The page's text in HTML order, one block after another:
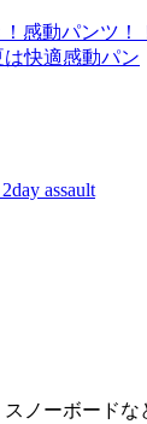
感動パンツ！
快適感動パン
assault
ノーボードな